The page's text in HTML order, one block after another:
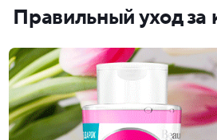
Правильный уход за